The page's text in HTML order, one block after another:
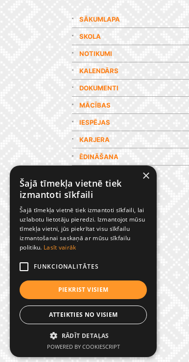
SĀKUMLAPA
SKOLA
NOTIKUMI
KALENDĀRS
DOKUMENTI
MĀCĪBAS
IESPĒJAS
KARJERA
ĒDINĀŠANA
© Preiļu 1. pamatskola
×
Šajā tīmekļa vietnē tiek
izmantoti sīkfaili
Šajā tīmekļa vietnē tiek izmantoti sīkfaili, lai
uzlabotu lietotāju pieredzi. Izmantojot mūsu
tīmekļa vietni, jūs piekrītat visu sīkfailu
izmantošanai saskaņā ar mūsu sīkfailu
politiku. Lasīt vairāk
FUNKCIONALITĀTES
PIEKRIST VISIEM
ATTEIKTIES NO VISIEM
RĀDĪT DETAĻAS
POWERED BY COOKIESCRIPT